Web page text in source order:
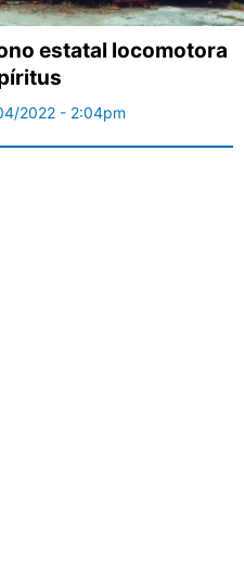
estatal locomotora
2022 - 2:04pm